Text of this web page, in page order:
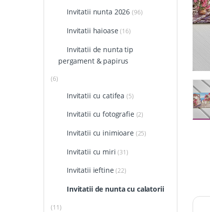
Invitatii nunta 2026 (96)
Invitatii haioase (16)
Invitatii de nunta tip
pergament & papirus
(6)
Invitatii cu catifea (5)
Invitatii cu fotografie (2)
Invitatii cu inimioare (25)
Invitatii cu miri (31)
Invitatii ieftine (22)
Invitatii de nunta cu calatorii
(11)